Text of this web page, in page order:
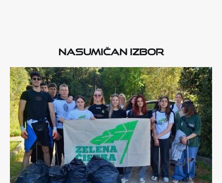
Nasumičan izbor